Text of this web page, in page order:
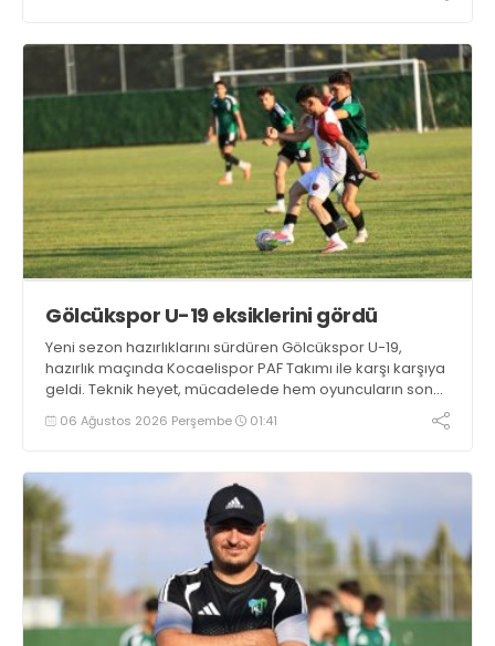
Gölcükspor U-19 eksiklerini gördü
Yeni sezon hazırlıklarını sürdüren Gölcükspor U-19,
hazırlık maçında Kocaelispor PAF Takımı ile karşı karşıya
geldi. Teknik heyet, mücadelede hem oyuncuların son
durumunu görme hem de takımın eksiklerini tespit etme
fırsatı buldu.
06 Ağustos 2026 Perşembe 01:41